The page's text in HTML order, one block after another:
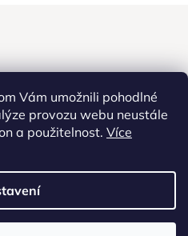
Vám umožnili pohodlné
provozu webu neustále
a použitelnost. Více
a bez obav. Díky HTTPS